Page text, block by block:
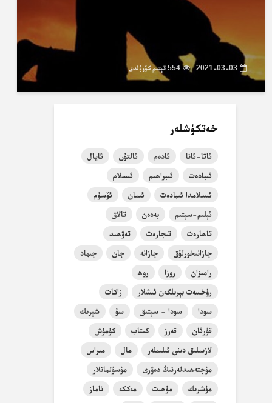
2021-03-03 554 قېتىم كۆرۈلدى
خەتكۈشلەر
ئاتا-ئانا ئادەم ئالتۇن
ئايال
ئىبادەت
ئىبراھىم
ئىسلام
ئىسلامدا ئىبادەت
ئىمان
ئۆسۈم
ئېلىم-سېتىم
بەدەن
تالاق
تاھارەت
تىجارەت
تەۋھىد
جازانىخورلۇق
جازانە جان
جىھاد
رامىزان
روزا
روھ
رۇخسەت بېرىلگەن ئىشلار
زاكات
سودا
سودا - سېتىق سۇ
شېرىك
قۇرئان
قەرز كىتاب
كۈمۈش
لازىملىق دىنى ئىلىملەر
مال
مىراس
مۇجتەھىدلەرنىڭ دەۋرى
مۇسۇلمانلار
مۇشرىك
مۇھىت مەككە ناماز